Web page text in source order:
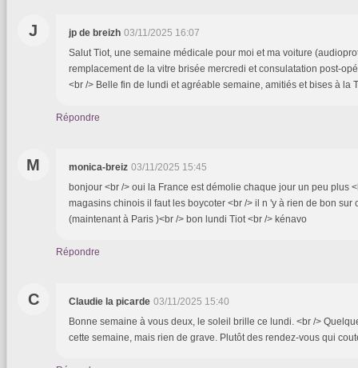
J jp de breizh 03/11/2025 16:07
Salut Tiot, une semaine médicale pour moi et ma voiture
remplacement de la vitre brisée mercredi et consulatation post-
<br /> Belle fin de lundi et agréable semaine, amitiés et bises à la
Répondre
M monica-breiz 03/11/2025 15:45
bonjour <br /> oui la France est démolie chaque jour un peu plus
magasins chinois il faut les boycoter <br /> il n 'y à rien de bon sur
(maintenant à Paris )<br /> bon lundi Tiot <br /> kénavo
Répondre
C Claudie la picarde 03/11/2025 15:40
Bonne semaine à vous deux, le soleil brille ce lundi. <br />
cette semaine, mais rien de grave. Plutôt des rendez-vous qui